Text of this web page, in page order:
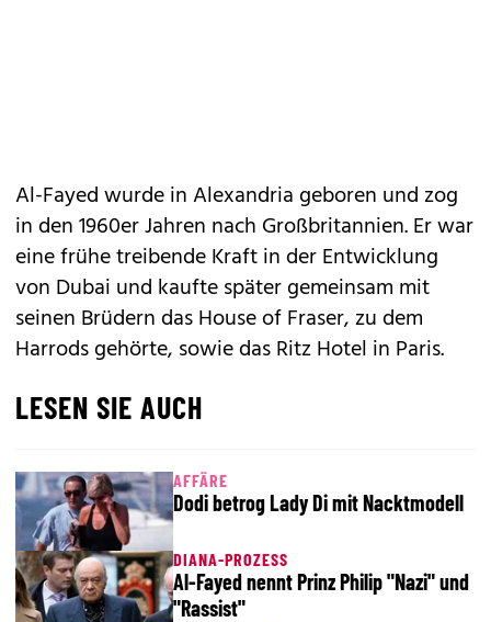
Al-Fayed wurde in Alexandria geboren und zog
in den 1960er Jahren nach Großbritannien. Er war
eine frühe treibende Kraft in der Entwicklung
von Dubai und kaufte später gemeinsam mit
seinen Brüdern das House of Fraser, zu dem
Harrods gehörte, sowie das Ritz Hotel in Paris.
LESEN SIE AUCH
AFFÄRE
Dodi betrog Lady Di mit Nacktmodell
DIANA-PROZESS
Al-Fayed nennt Prinz Philip "Nazi" und
"Rassist"